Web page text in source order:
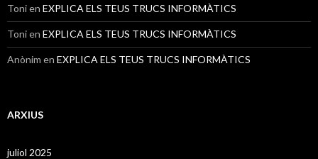
Tonien EXPLICA ELS TEUS TRUCS INFORMÀTICS
Tonien EXPLICA ELS TEUS TRUCS INFORMÀTICS
Anònim en EXPLICA ELS TEUS TRUCS INFORMÀTICS
ARXIUS
juliol 2025